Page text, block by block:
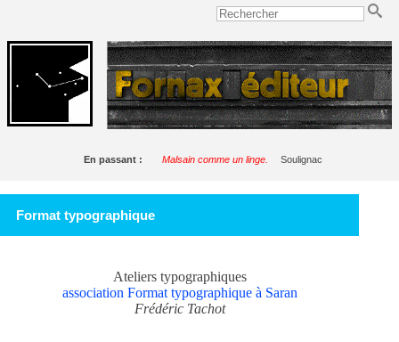
En passant : Malsain comme un linge. Soulignac
Format typographique
Ateliers typographiques
association Format typographique à Saran
Frédéric Tachot